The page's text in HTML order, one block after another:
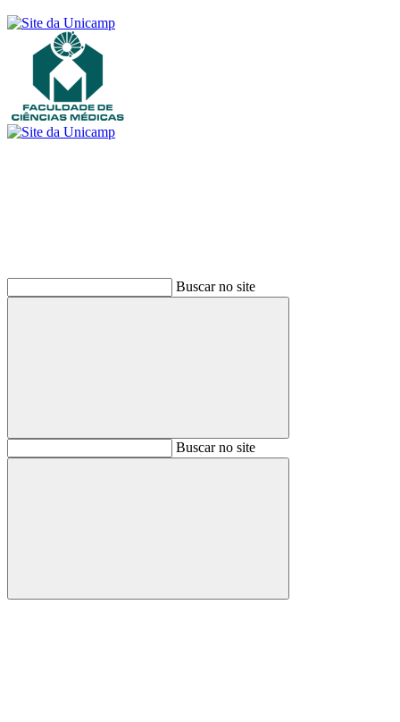
Buscar no site
BuscarBuscar no site
Buscar